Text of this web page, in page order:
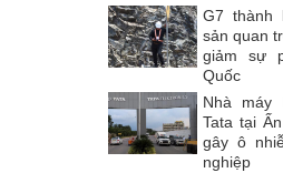
G7 thành
sản quan
giảm sự
Quốc
Nhà máy
Tata tại
gây ô
nghiệp